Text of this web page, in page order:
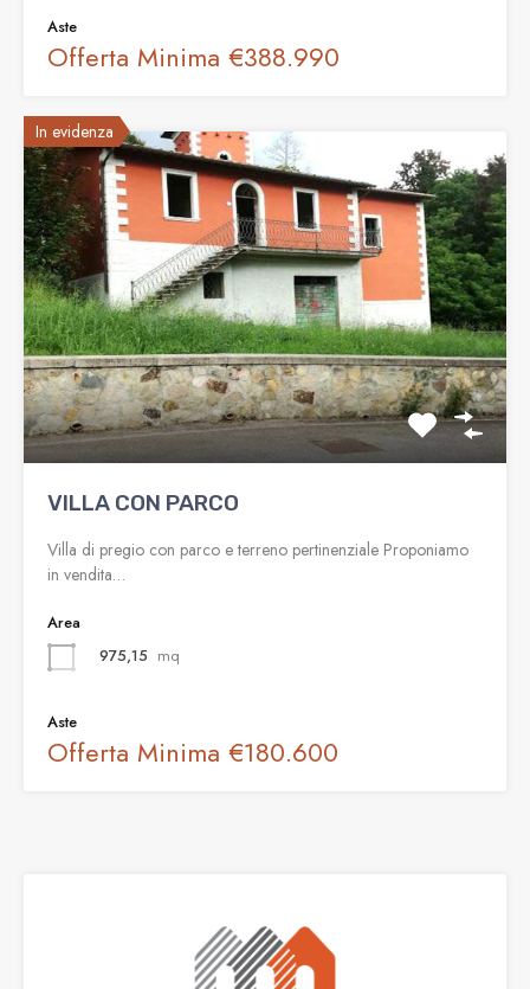
Aste
Offerta Minima €388.990
In evidenza
VILLA CON PARCO
Villa di pregio con parco e terreno pertinenziale Proponiamo
in vendita…
Area
975,15 mq
Aste
Offerta Minima €180.600